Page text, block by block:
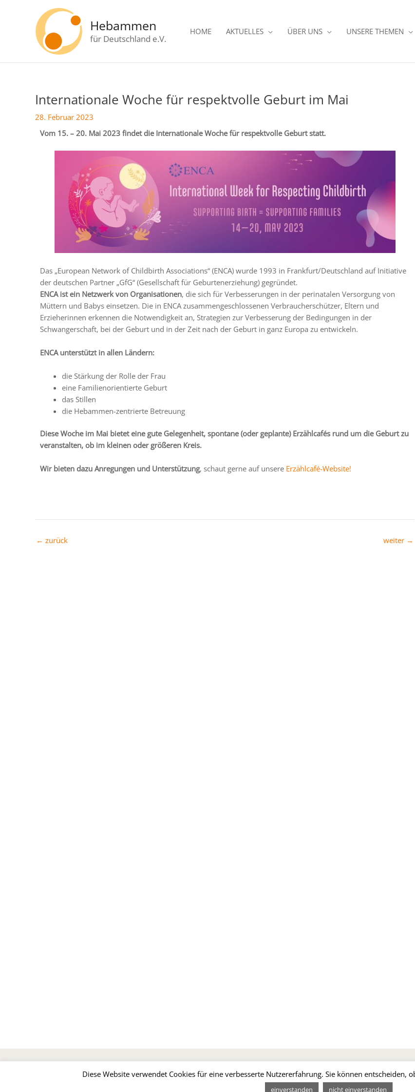
Hebammen
für Deutschland e.V.
HOME AKTUELLES ÜBER UNS UNSERE THEMEN
Internationale Woche für respektvolle Geburt im Mai
28. Februar 2023
Vom 15. – 20. Mai 2023 findet die Internationale Woche für respektvolle Geburt statt.
Das „European Network of Childbirth Associations“ (ENCA) wurde 1993 in Frankfurt/Deutschland auf Initiative
der deutschen Partner „GfG“ (Gesellschaft für Geburtenerziehung) gegründet.
ENCA ist ein Netzwerk von Organisationen, die sich für Verbesserungen in der perinatalen Versorgung von
Müttern und Babys einsetzen. Die in ENCA zusammengeschlossenen Verbraucherschützer, Eltern und
Erzieherinnen erkennen die Notwendigkeit an, Strategien zur Verbesserung der Bedingungen in der
Schwangerschaft, bei der Geburt und in der Zeit nach der Geburt in ganz Europa zu entwickeln.
ENCA unterstützt in allen Ländern:
die Stärkung der Rolle der Frau
eine Familienorientierte Geburt
das Stillen
die Hebammen-zentrierte Betreuung
Diese Woche im Mai bietet eine gute Gelegenheit, spontane (oder geplante) Erzählcafés rund um die Geburt zu
veranstalten, ob im kleinen oder größeren Kreis.
Wir bieten dazu Anregungen und Unterstützung, schaut gerne auf unsere Erzählcafé-Website!
Beitragsnavigation
← zurück weiter →
IMPRESSUM DATENSCHUTZ SPENDEN SIE!
Diese Website verwendet Cookies für eine verbesserte Nutzererfahrung. Sie können entscheiden,
einverstanden nicht einverstanden